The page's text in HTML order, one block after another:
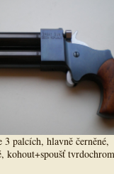
palcích, hlavně černěné,
kohout+spoušť tvrdochrom